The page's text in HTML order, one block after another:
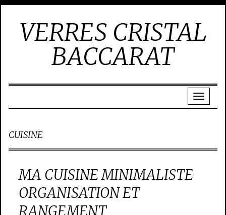
VERRES CRISTAL
BACCARAT
CUISINE
MA CUISINE MINIMALISTE
ORGANISATION ET
RANGEMENT